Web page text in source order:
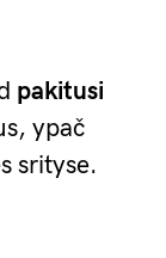
pakitusi
ypač
srityse.